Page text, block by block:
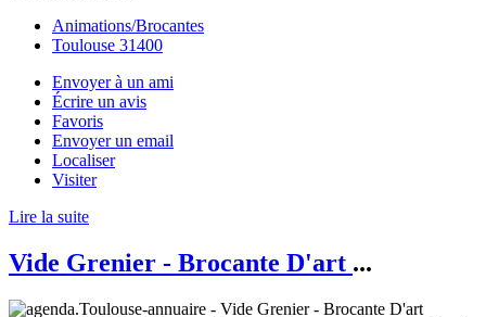
Animations/Brocantes
Toulouse 31400
Envoyer à un ami
Écrire un avis
Favoris
Envoyer un email
Localiser
Visiter
Lire la suite
Vide Grenier - Brocante D'art ...